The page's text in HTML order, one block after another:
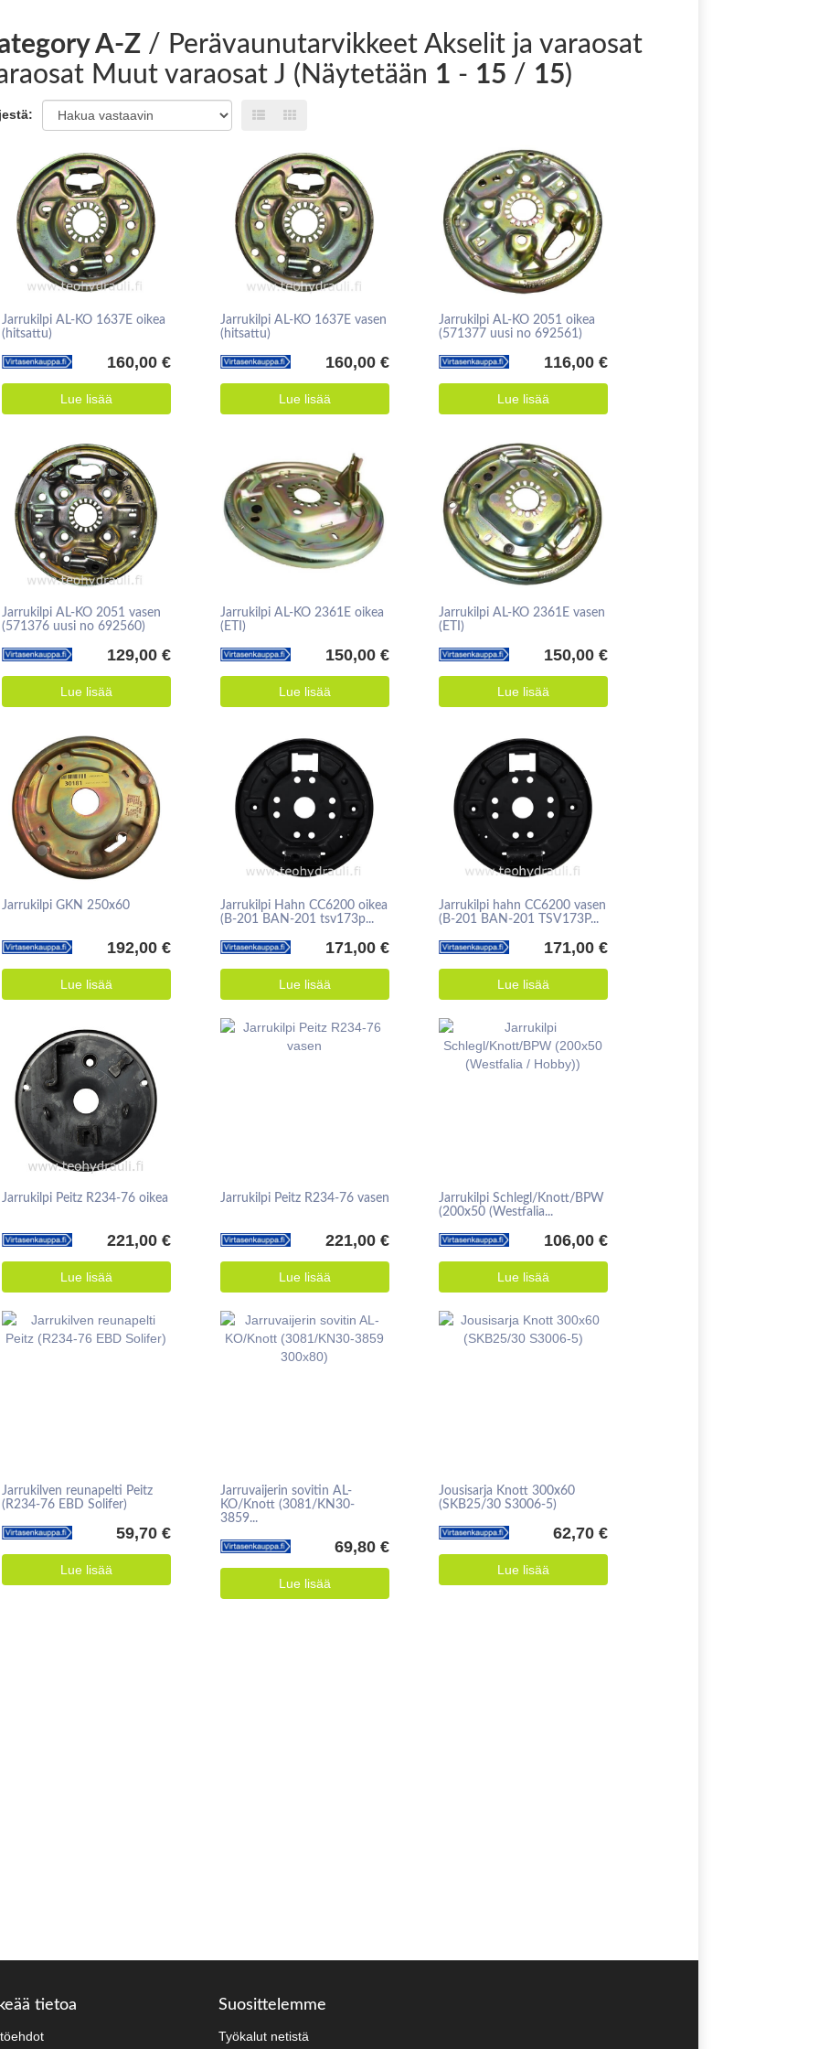
A-Z/ Perävaunutarvikkeet Akselit ja varaosat
Muut varaosat J (Näytetään 1 - 15 / 15)
Jarrukilpi AL-KO 1637E oikea
(hitsattu)
160,00 €
Lue lisää
Jarrukilpi AL-KO 1637E vasen
(hitsattu)
160,00 €
Lue lisää
Jarrukilpi AL-KO 2051 oikea
(571377 uusi no 692561)
116,00 €
Lue lisää
Jarrukilpi AL-KO 2051 vasen
(571376 uusi no 692560)
129,00 €
Lue lisää
Jarrukilpi AL-KO 2361E oikea
(ETI)
150,00 €
Lue lisää
Jarrukilpi AL-KO 2361E vasen
(ETI)
150,00 €
Lue lisää
Jarrukilpi GKN 250x60
192,00 €
Lue lisää
Jarrukilpi Hahn CC6200 oikea
(B-201 BAN-201 tsv173p...
171,00 €
Lue lisää
Jarrukilpi hahn CC6200 vasen
(B-201 BAN-201 TSV173P...
171,00 €
Lue lisää
Jarrukilpi Peitz R234-76 oikea
221,00 €
Lue lisää
Jarrukilpi Peitz R234-76 vasen
221,00 €
Lue lisää
Jarrukilpi Schlegl/Knott/BPW
(200x50 (Westfalia...
106,00 €
Lue lisää
Jarrukilven reunapelti Peitz
(R234-76 EBD Solifer)
59,70 €
Lue lisää
Jarruvaijerin sovitin AL-
KO/Knott (3081/KN30-
3859...
69,80 €
Lue lisää
Jousisarja Knott 300x60
(SKB25/30 S3006-5)
62,70 €
Lue lisää
tietoa Suosittelemme
Työkalut netistä